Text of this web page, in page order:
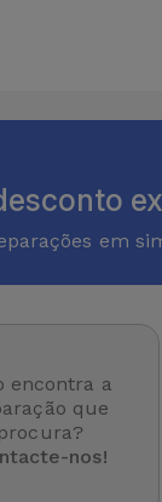
em
encontra a
que
procura?
nos!